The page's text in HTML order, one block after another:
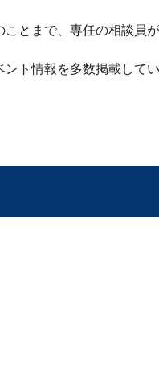
とまで、専任の相談員
ト情報を多数掲載して